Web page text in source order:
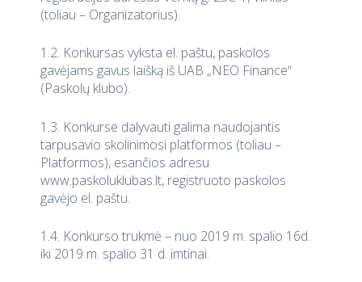
(toliau – Organizatorius).
1.2. Konkursas vyksta el. paštu, paskolos
gavėjams gavus laišką iš UAB „NEO Finance“
(Paskolų klubo).
1.3. Konkurse dalyvauti galima naudojantis
tarpusavio skolinimosi platformos (toliau –
Platformos), esančios adresu
www.paskoluklubas.lt, registruoto paskolos
gavėjo el. paštu.
1.4. Konkurso trukmė – nuo 2019 m. spalio 16d.
iki 2019 m. spalio 31 d. imtinai.